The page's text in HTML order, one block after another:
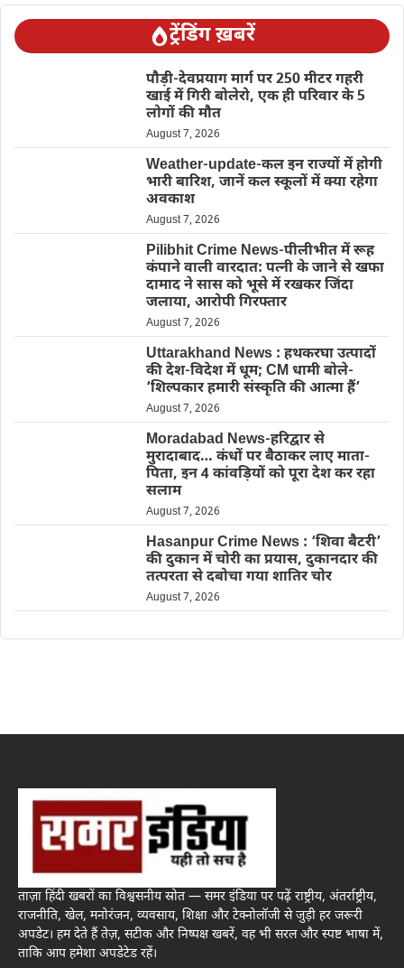
ट्रेंडिंग ख़बरें
पौड़ी-देवप्रयाग मार्ग पर 250 मीटर गहरी
खाई में गिरी बोलेरो, एक ही परिवार के 5
लोगों की मौत
August 7, 2026
Weather-update-कल इन राज्यों में होगी
भारी बारिश, जानें कल स्कूलों में क्या रहेगा
अवकाश
August 7, 2026
Pilibhit Crime News-पीलीभीत में रूह
कंपाने वाली वारदात: पत्नी के जाने से खफा
दामाद ने सास को भूसे में रखकर जिंदा
जलाया, आरोपी गिरफ्तार
August 7, 2026
Uttarakhand News : हथकरघा उत्पादों
की देश-विदेश में धूम; CM धामी बोले-
‘शिल्पकार हमारी संस्कृति की आत्मा हैं’
August 7, 2026
Moradabad News-हरिद्वार से
मुरादाबाद… कंधों पर बैठाकर लाए माता-
पिता, इन 4 कांवड़ियों को पूरा देश कर रहा
सलाम
August 7, 2026
Hasanpur Crime News : ‘शिवा बैटरी’
की दुकान में चोरी का प्रयास, दुकानदार की
तत्परता से दबोचा गया शातिर चोर
August 7, 2026
ताज़ा हिंदी खबरों का विश्वसनीय स्रोत — समर इंडिया पर पढ़ें राष्ट्रीय, अंतर्राष्ट्रीय,
राजनीति, खेल, मनोरंजन, व्यवसाय, शिक्षा और टेक्नोलॉजी से जुड़ी हर जरूरी
अपडेट। हम देते हैं तेज़, सटीक और निष्पक्ष खबरें, वह भी सरल और स्पष्ट भाषा में,
ताकि आप हमेशा अपडेटेड रहें।